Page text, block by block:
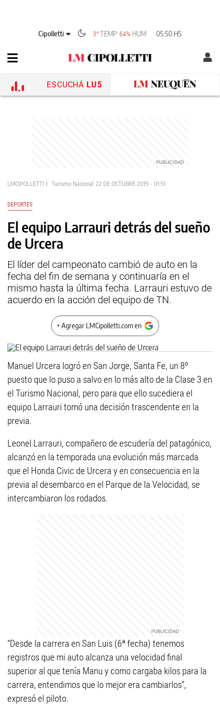
Cipolletti 3°TEMP 64% HUM 05:50 HS
ESCUCHÁ LU5
LMCIPOLLETTI Turismo Nacional 22 DE OCTUBRE 2019 - 01:51
DEPORTES
El equipo Larrauri detrás del sueño
de Urcera
El líder del campeonato cambió de auto en la
fecha del fin de semana y continuaría en el
mismo hasta la última fecha. Larrauri estuvo de
acuerdo en la acción del equipo de TN.
+ Agregar LMCipolletti.com en
Manuel Urcera logró en San Jorge, Santa Fe, un 8º
puesto que lo puso a salvo en lo más alto de la Clase 3 en
el Turismo Nacional, pero para que ello sucediera el
equipo Larrauri tomó una decisión trascendente en la
previa.
Leonel Larrauri, compañero de escudería del patagónico,
alcanzó en la temporada una evolución más marcada
que el Honda Civic de Urcera y en consecuencia en la
previa al desembarco en el Parque de la Velocidad, se
intercambiaron los rodados.
“Desde la carrera en San Luis (6ª fecha) tenemos
registros que mi auto alcanza una velocidad final
superior al que tenía Manu y como cargaba kilos para la
carrera, entendimos que lo mejor era cambiarlos”,
expresó el piloto.